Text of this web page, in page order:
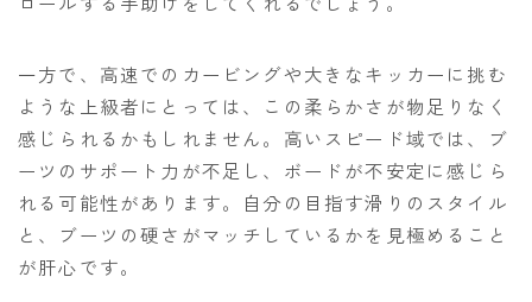
一方で、高速でのカービングや大きなキッカーに挑む
ような上級者にとっては、この柔らかさが物足りなく
感じられるかもしれません。高いスピード域では、ブ
ーツのサポート力が不足し、ボードが不安定に感じら
れる可能性があります。自分の目指す滑りのスタイル
と、ブーツの硬さがマッチしているかを見極めること
が肝心です。